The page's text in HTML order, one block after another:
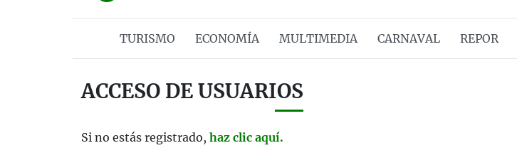
TURISMO ECONOMÍA MULTIMEDIA CARNAVAL REPOR
ACCESO DE USUARIOS
Si no estás registrado, haz clic aquí.